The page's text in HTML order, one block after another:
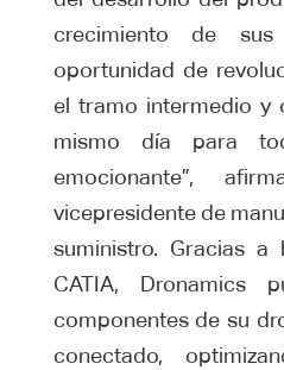
crecimiento de sus
oportunidad de
el tramo intermedio y
mismo día para
emocionante”,
vicepresidente de
suministro. Gracias a
CATIA, Dronamics
componentes de su
conectado,